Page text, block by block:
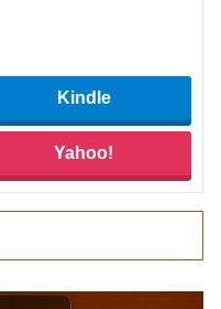
Kindle
Yahoo!